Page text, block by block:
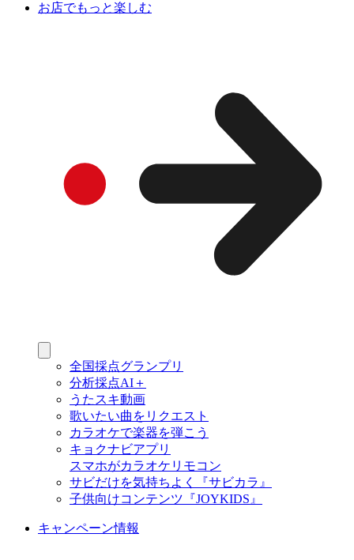
お店でもっと楽しむ
全国採点グランプリ
分析採点AI＋
うたスキ動画
歌いたい曲をリクエスト
カラオケで楽器を弾こう
キョクナビアプリ
スマホがカラオケリモコン
サビだけを気持ちよく『サビカラ』
子供向けコンテンツ『JOYKIDS』
キャンペーン情報